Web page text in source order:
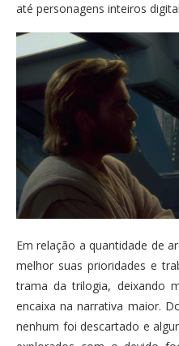
até personagens inteiros
Em relação a quantidade de
melhor suas prioridades e
trama da trilogia, deixando
encaixa na narrativa maior.
nenhum foi descartado e